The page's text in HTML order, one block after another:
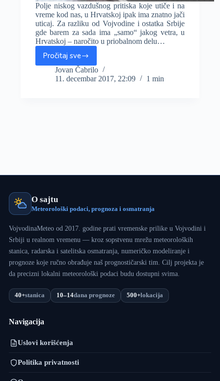
Polje niskog vazdušnog pritiska koje utiče i na
vreme kod nas, u Hrvatskoj ipak ima znatno jači
uticaj. Za razliku od Vojvodine i ostatka Srbije
gde barem za sada ima „samo“ jakog vetra, u
Hrvatskoj – naročito u priobalnom delu…
Pročitaj sve
Haos
u
Hrvatskoj:
Jovan Čabrilo
11. decembar 2017, 22:09
1 min
O sajtu
Meteorološki podaci, prognoza i osmatranja
VojvodinaMeteo od 2017. godine prati vremenske prilike u Vojvodini i
Srbiji u realnom vremenu — kroz sopstvenu mrežu meteoroloških
stanica, radarska i satelitska osmatranja, numeričko modeliranje i
prognoze koje ručno obrađuje naš prognostičarski tim. Cilj projekta je
da precizni lokalni meteorološki podaci budu dostupni svima.
40+stanica 10–14dana prognoze 500+lokacija
Navigacija
Uslovi korišćenja
Politika privatnosti